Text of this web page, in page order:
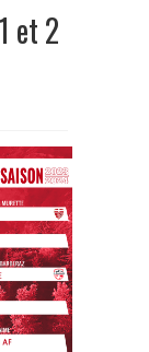
et 2